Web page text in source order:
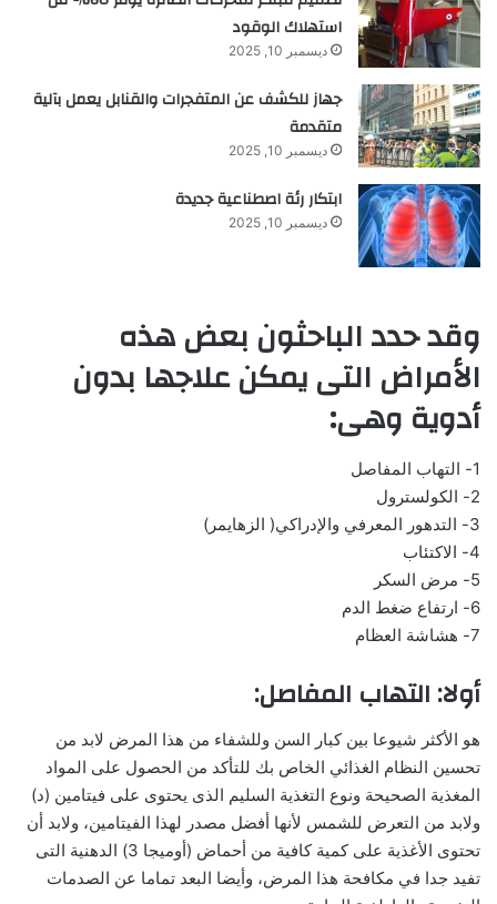
استهلاك الوقود
ديسمبر 10, 2025
جهاز للكشف عن المتفجرات والقنابل يعمل بآلية
متقدمة
ديسمبر 10, 2025
ابتكار رئة اصطناعية جديدة
ديسمبر 10, 2025
وقد حدد الباحثون بعض هذه
الأمراض التى يمكن علاجها بدون
أدوية وهى:
1- التهاب المفاصل
2- الكولسترول
3- التدهور المعرفي والإدراكي( الزهايمر)
4- الاكتئاب
5- مرض السكر
6- ارتفاع ضغط الدم
7- هشاشة العظام
أولا: التهاب المفاصل:
هو الأكثر شيوعا بين كبار السن وللشفاء من هذا المرض لابد من
تحسين النظام الغذائي الخاص بك للتأكد من الحصول على المواد
المغذية الصحيحة ونوع التغذية السليم الذى يحتوى على فيتامين (د)
ولابد من التعرض للشمس لأنها أفضل مصدر لهذا الفيتامين، ولابد أن
تحتوى الأغذية على كمية كافية من أحماض (أوميجا 3) الدهنية التى
تفيد جدا في مكافحة هذا المرض، وأيضا البعد تماما عن الصدمات